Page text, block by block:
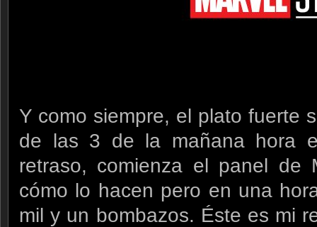
Y como siempre, el plato fuerte
de las 3 de la mañana hora
retraso, comienza el panel de
cómo lo hacen pero en una
mil y un bombazos. Éste es mi